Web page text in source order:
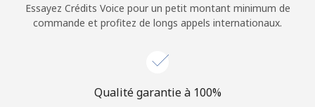
Essayez Crédits Voice pour un petit montant minimum de
commande et profitez de longs appels internationaux.
Qualité garantie à 100%